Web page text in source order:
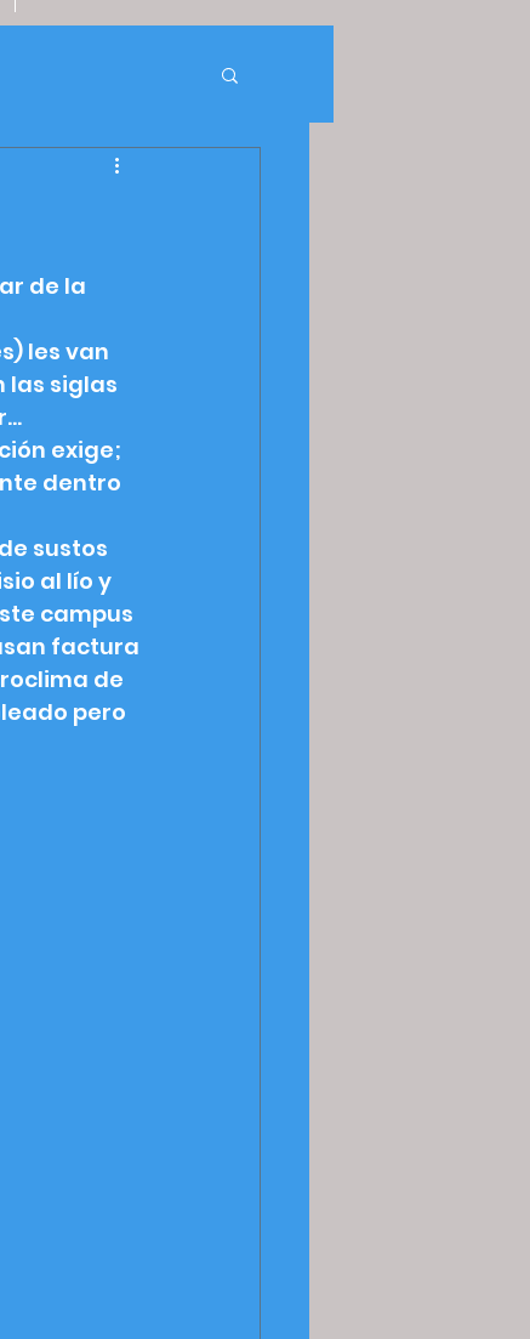
de la
les van
las siglas
exige;
dentro
sustos
al lío y
campus
factura
de
pero